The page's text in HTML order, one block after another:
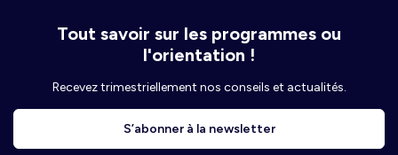
Tout savoir sur les programmes ou
l'orientation !
Recevez trimestriellement nos conseils et actualités.
S’abonner à la newsletter